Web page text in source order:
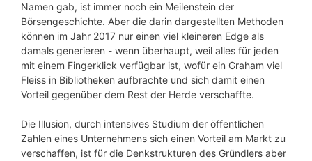
Namen gab, ist immer noch ein Meilenstein der
Börsengeschichte. Aber die darin dargestellten Methoden
können im Jahr 2017 nur einen viel kleineren Edge als
damals generieren - wenn überhaupt, weil alles für jeden
mit einem Fingerklick verfügbar ist, wofür ein Graham viel
Fleiss in Bibliotheken aufbrachte und sich damit einen
Vorteil gegenüber dem Rest der Herde verschaffte.
Die Illusion, durch intensives Studium der öffentlichen
Zahlen eines Unternehmens sich einen Vorteil am Markt zu
verschaffen, ist für die Denkstrukturen des Gründlers aber